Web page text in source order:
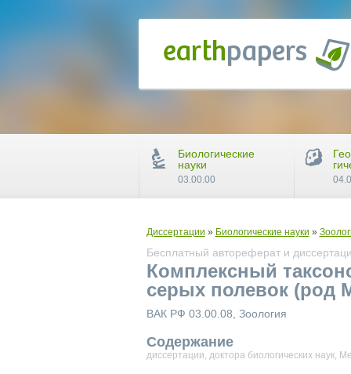
Диссертации » Биологические науки »
Бесплатный автореферат и
Комплексный
серых полевок
ВАК РФ 03.00.08, Зоология
Содержание
диссертации, доктора биологических наук,
Биологические
науки
03.00.00